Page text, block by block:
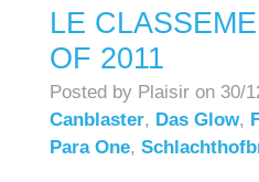
LE
OF 2011
Posted by Plaisir on 30/
Canblaster, Das Glow,
Para One,